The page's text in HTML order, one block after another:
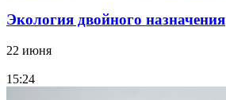
Экология двойного назначения
22 июня
15:24